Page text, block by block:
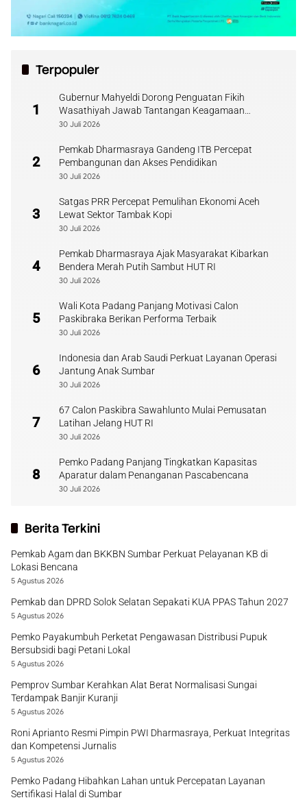
Terpopuler
1
Gubernur Mahyeldi Dorong Penguatan Fikih
Wasathiyah Jawab Tantangan Keagamaan
Kontemporer
30 Juli 2026
2
Pemkab Dharmasraya Gandeng ITB Percepat
Pembangunan dan Akses Pendidikan
30 Juli 2026
3
Satgas PRR Percepat Pemulihan Ekonomi Aceh
Lewat Sektor Tambak Kopi
30 Juli 2026
4
Pemkab Dharmasraya Ajak Masyarakat Kibarkan
Bendera Merah Putih Sambut HUT RI
30 Juli 2026
5
Wali Kota Padang Panjang Motivasi Calon
Paskibraka Berikan Performa Terbaik
30 Juli 2026
6
Indonesia dan Arab Saudi Perkuat Layanan Operasi
Jantung Anak Sumbar
30 Juli 2026
7
67 Calon Paskibra Sawahlunto Mulai Pemusatan
Latihan Jelang HUT RI
30 Juli 2026
8
Pemko Padang Panjang Tingkatkan Kapasitas
Aparatur dalam Penanganan Pascabencana
30 Juli 2026
Berita Terkini
Pemkab Agam dan BKKBN Sumbar Perkuat Pelayanan KB di
Lokasi Bencana
5 Agustus 2026
Pemkab dan DPRD Solok Selatan Sepakati KUA PPAS Tahun 2027
5 Agustus 2026
Pemko Payakumbuh Perketat Pengawasan Distribusi Pupuk
Bersubsidi bagi Petani Lokal
5 Agustus 2026
Pemprov Sumbar Kerahkan Alat Berat Normalisasi Sungai
Terdampak Banjir Kuranji
5 Agustus 2026
Roni Aprianto Resmi Pimpin PWI Dharmasraya, Perkuat Integritas
dan Kompetensi Jurnalis
5 Agustus 2026
Pemko Padang Hibahkan Lahan untuk Percepatan Layanan
Sertifikasi Halal di Sumbar